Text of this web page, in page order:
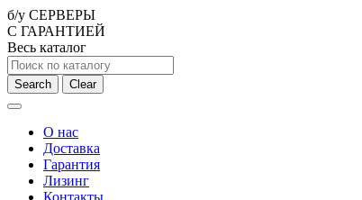
б/у СЕРВЕРЫ
С ГАРАНТИЕЙ
Весь каталог
Search Clear
О нас
Доставка
Гарантия
Лизинг
Контакты